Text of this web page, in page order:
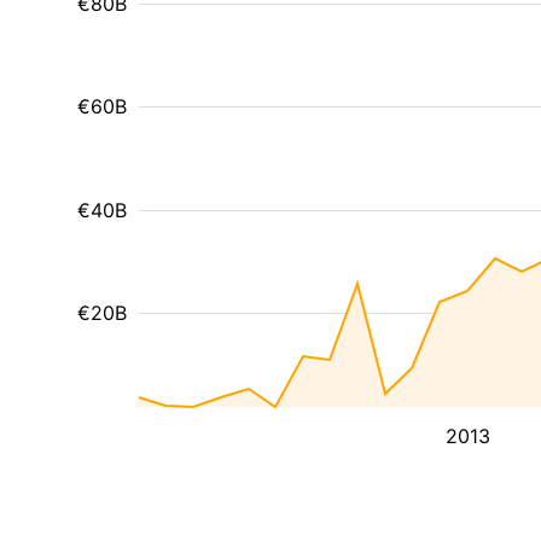
2013
€20B
€40B
€60B